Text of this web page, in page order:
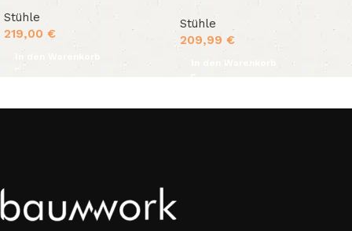
Stühle
219,00 €
In den Warenkorb
Stühle
209,99 €
In den Warenkorb